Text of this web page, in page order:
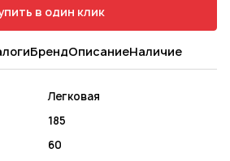
в один клик
БрендОписаниеНаличие
Легковая
185
60